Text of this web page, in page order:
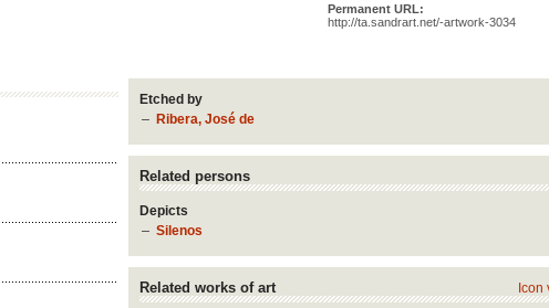
Permanent URL:
http://ta.sandrart.net/-artwork-3034
Etched by
Ribera, José de
Related persons
Depicts
Silenos
Icon
Related works of art